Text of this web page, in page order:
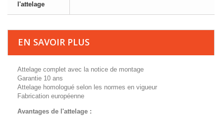
l'attelage
EN SAVOIR PLUS
Attelage complet avec la notice de montage
Garantie 10 ans
Attelage homologué selon les normes en vigueur
Fabrication européenne
Avantages de l'attelage :